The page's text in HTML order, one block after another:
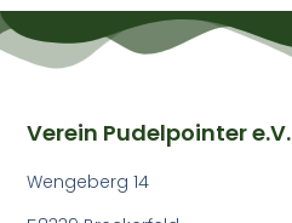
Verein Pudelpointer e.V.
Wengeberg 14